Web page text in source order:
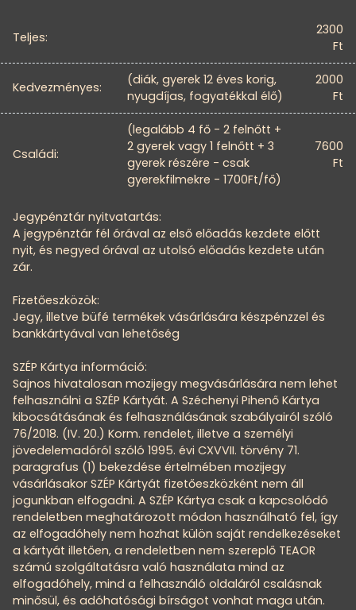
Teljes:
2300
Ft
Kedvezményes:
(diák, gyerek 12 éves korig,
nyugdíjas, fogyatékkal élő)
2000
Ft
Családi:
(legalább 4 fő - 2 felnőtt +
2 gyerek vagy 1 felnőtt + 3
gyerek részére - csak
gyerekfilmekre - 1700Ft/fő)
7600
Ft
Jegypénztár nyitvatartás:
A jegypénztár fél órával az első előadás kezdete előtt
nyit, és negyed órával az utolsó előadás kezdete után
zár.
Fizetőeszközök:
Jegy, illetve büfé termékek vásárlására készpénzzel és
bankkártyával van lehetőség
SZÉP Kártya információ:
Sajnos hivatalosan mozijegy megvásárlására nem lehet
felhasználni a SZÉP Kártyát. A Széchenyi Pihenő Kártya
kibocsátásának és felhasználásának szabályairól szóló
76/2018. (IV. 20.) Korm. rendelet, illetve a személyi
jövedelemadóról szóló 1995. évi CXVVII. törvény 71.
paragrafus (1) bekezdése értelmében mozijegy
vásárlásakor SZÉP Kártyát fizetőeszközként nem áll
jogunkban elfogadni. A SZÉP Kártya csak a kapcsolódó
rendeletben meghatározott módon használható fel, így
az elfogadóhely nem hozhat külön saját rendelkezéseket
a kártyát illetően, a rendeletben nem szereplő TEAOR
számú szolgáltatásra való használata mind az
elfogadóhely, mind a felhasználó oldaláról csalásnak
minősül, és adóhatósági bírságot vonhat maga után.